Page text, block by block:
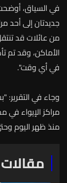
في السياق،
جديدتانإلىأحد
منعائلاتقد
الأماكن، وقدتم
فيأيوقت".
وجاء في التقرير:
مراكزالإيواءفي
منذظهراليوم